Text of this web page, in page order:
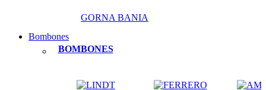
GORNA BANIA
Bombones
BOMBONES